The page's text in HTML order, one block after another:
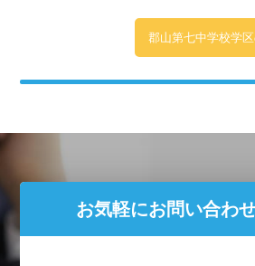
郡山第七中学校学
お気軽にお問い合わ